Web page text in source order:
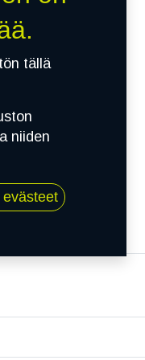
tällä
niiden